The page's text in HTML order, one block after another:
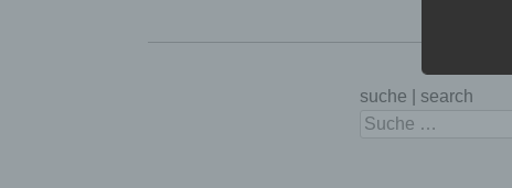
suche | search
Suchen